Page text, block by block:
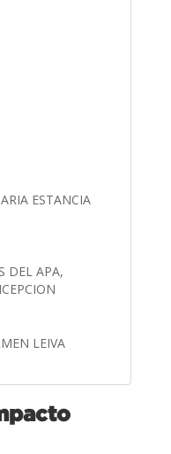
ESTANCIA
DEL APA,
LEIVA